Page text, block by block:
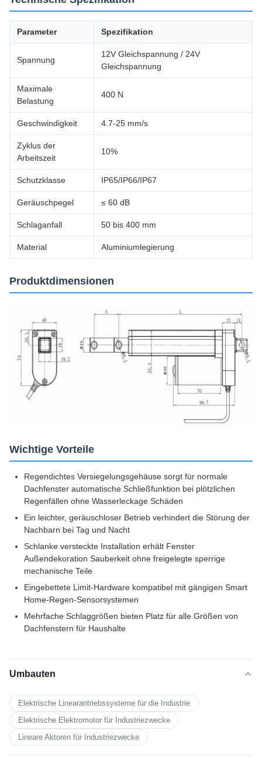
Parameter Spezifikation
Spannung
12V Gleichspannung / 24V
Gleichspannung
Maximale
Belastung
400 N
Geschwindigkeit 4.7-25 mm/s
Zyklus der
Arbeitszeit
10%
Schutzklasse IP65/IP66/IP67
Geräuschpegel ≤ 60 dB
Schlaganfall 50 bis 400 mm
Material Aluminiumlegierung
Produktdimensionen
Wichtige Vorteile
Regendichtes Versiegelungsgehäuse sorgt für normale
Dachfenster automatische Schließfunktion bei plötzlichen
Regenfällen ohne Wasserleckage Schäden
Ein leichter, geräuschloser Betrieb verhindert die Störung der
Nachbarn bei Tag und Nacht
Schlanke versteckte Installation erhält Fenster
Außendekoration Sauberkeit ohne freigelegte sperrige
mechanische Teile
Eingebettete Limit-Hardware kompatibel mit gängigen Smart
Home-Regen-Sensorsystemen
Mehrfache Schlaggrößen bieten Platz für alle Größen von
Dachfenstern für Haushalte
Umbauten
Elektrische Linearantriebssysteme für die Industrie
Elektrische Elektromotor für Industriezwecke
Lineare Aktoren für Industriezwecke